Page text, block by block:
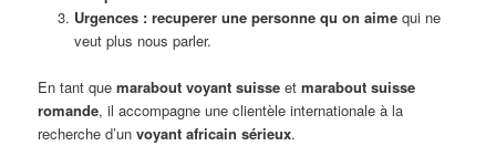
Urgences : recuperer une personne qu on aimequi ne
veut plus nous parler.
En tant quemarabout voyant suisse etmarabout suisse
romande, il accompagne une clientèle internationale à la
recherche d’unvoyant africain sérieux.